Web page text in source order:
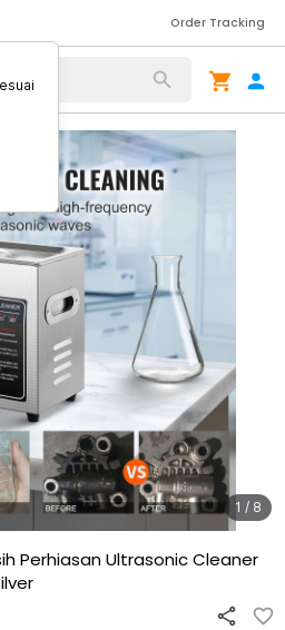
Order Tracking
1 / 8
Perhiasan Ultrasonic Cleaner